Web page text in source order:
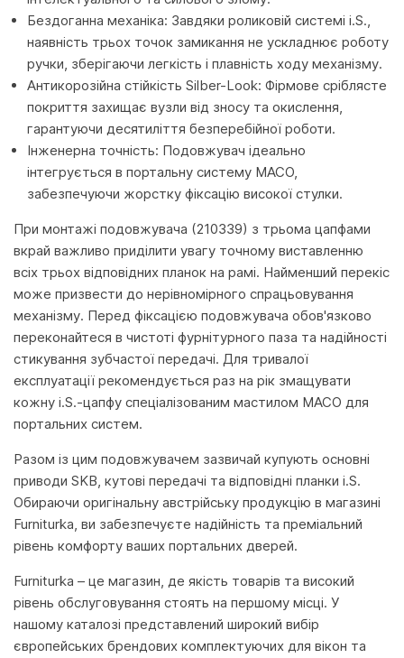
Бездоганна механіка: Завдяки роликовій системі i.S.,
наявність трьох точок замикання не ускладнює роботу
ручки, зберігаючи легкість і плавність ходу механізму.
Антикорозійна стійкість Silber-Look: Фірмове сріблясте
покриття захищає вузли від зносу та окислення,
гарантуючи десятиліття безперебійної роботи.
Інженерна точність: Подовжувач ідеально
інтегрується в портальну систему MACO,
забезпечуючи жорстку фіксацію високої стулки.
При монтажі подовжувача (210339) з трьома цапфами
вкрай важливо приділити увагу точному виставленню
всіх трьох відповідних планок на рамі. Найменший перекіс
може призвести до нерівномірного спрацьовування
механізму. Перед фіксацією подовжувача обов'язково
переконайтеся в чистоті фурнітурного паза та надійності
стикування зубчастої передачі. Для тривалої
експлуатації рекомендується раз на рік змащувати
кожну i.S.-цапфу спеціалізованим мастилом MACO для
портальних систем.
Разом із цим подовжувачем зазвичай купують основні
приводи SKB, кутові передачі та відповідні планки i.S.
Обираючи оригінальну австрійську продукцію в магазині
Furniturka, ви забезпечуєте надійність та преміальний
рівень комфорту ваших портальних дверей.
Furniturka – це магазин, де якість товарів та високий
рівень обслуговування стоять на першому місці. У
нашому каталозі представлений широкий вибір
європейських брендових комплектуючих для вікон та